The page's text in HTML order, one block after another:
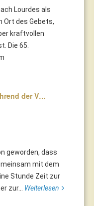
Lourdes als
Ort des Gebets,
kraftvollen
Die 65.
der V…
geworden, dass
mit dem
Stunde Zeit zur
zur... Weiterlesen